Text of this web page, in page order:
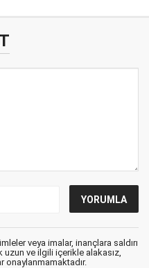
veya imalar, inançlara saldırı
uzun ve ilgili içerikle alakasız,
onaylanmamaktadır.